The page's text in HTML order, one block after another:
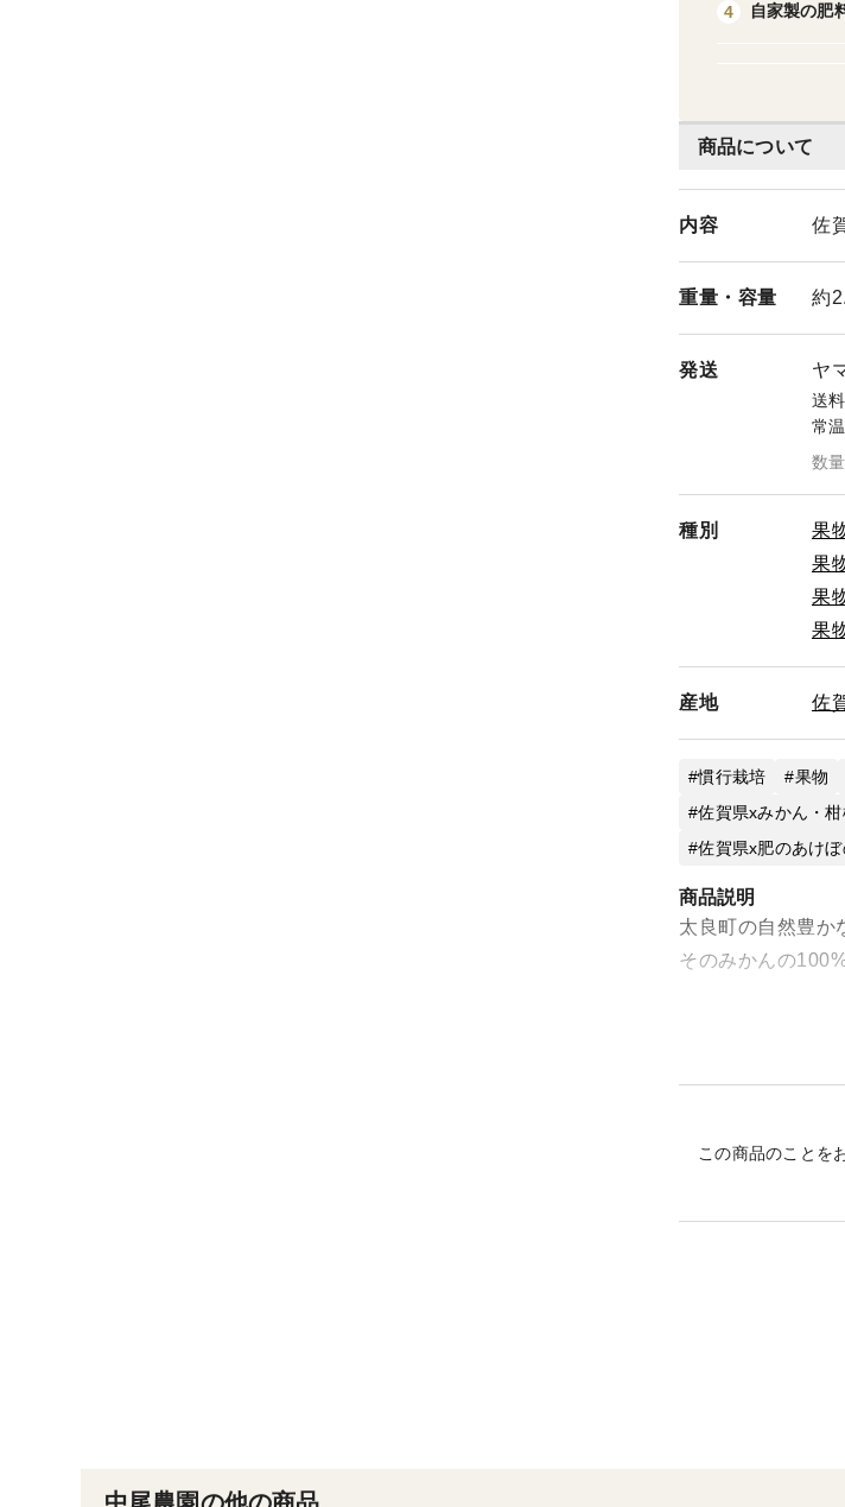
商品について
内容 佐
重量・ 容量 約
発送 ヤ
送料
常
数
種別 果
果
果
果
産地 佐
慣行栽培 果物
佐賀県xみかん・
佐賀県x肥のあけ
商品説明
太良町の自然豊か
そのみかんの
■はるか（さっぱ
酸味控えめで優
この商品のことを
4
自家製の肥